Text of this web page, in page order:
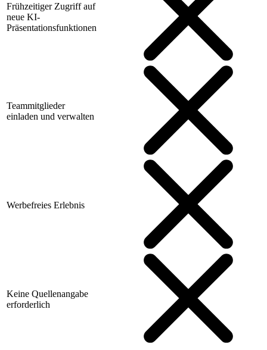
Frühzeitiger Zugriff auf
neue KI-
Präsentationsfunktionen
Teammitglieder
einladen und verwalten
Werbefreies Erlebnis
Keine Quellenangabe
erforderlich